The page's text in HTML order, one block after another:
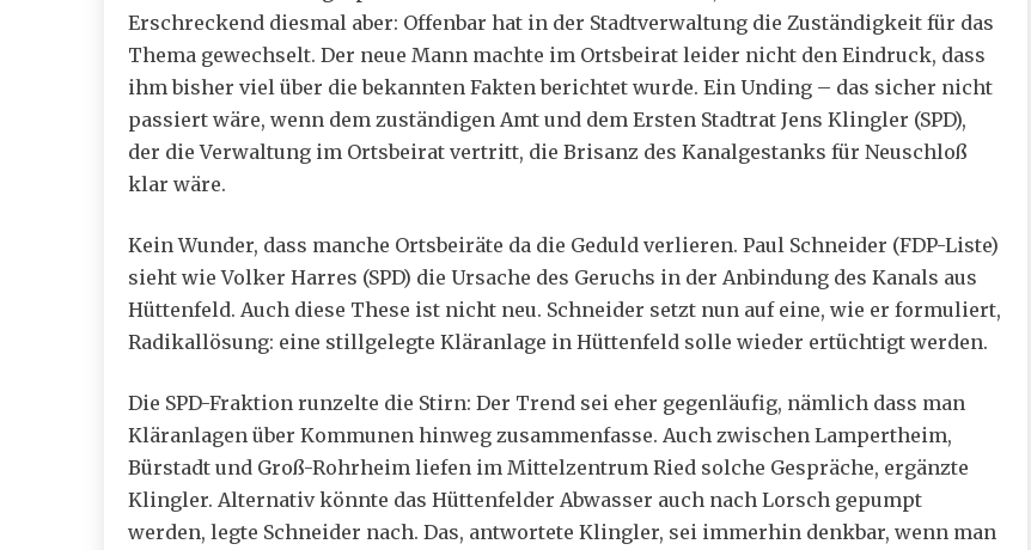
Erschreckend diesmal aber: Offenbar hat in der Stadtverwaltung die Zuständigkeit für das
Thema gewechselt. Der neue Mann machte im Ortsbeirat leider nicht den Eindruck, dass
ihm bisher viel über die bekannten Fakten berichtet wurde. Ein Unding – das sicher nicht
passiert wäre, wenn dem zuständigen Amt und dem Ersten Stadtrat Jens Klingler (SPD),
der die Verwaltung im Ortsbeirat vertritt, die Brisanz des Kanalgestanks für Neuschloß
klar wäre.
Kein Wunder, dass manche Ortsbeiräte da die Geduld verlieren. Paul Schneider (FDP-Liste)
sieht wie Volker Harres (SPD) die Ursache des Geruchs in der Anbindung des Kanals aus
Hüttenfeld. Auch diese These ist nicht neu. Schneider setzt nun auf eine, wie er formuliert,
Radikallösung: eine stillgelegte Kläranlage in Hüttenfeld solle wieder ertüchtigt werden.
Die SPD-Fraktion runzelte die Stirn: Der Trend sei eher gegenläufig, nämlich dass man
Kläranlagen über Kommunen hinweg zusammenfasse. Auch zwischen Lampertheim,
Bürstadt und Groß-Rohrheim liefen im Mittelzentrum Ried solche Gespräche, ergänzte
Klingler. Alternativ könnte das Hüttenfelder Abwasser auch nach Lorsch gepumpt
werden, legte Schneider nach. Das, antwortete Klingler, sei immerhin denkbar, wenn man